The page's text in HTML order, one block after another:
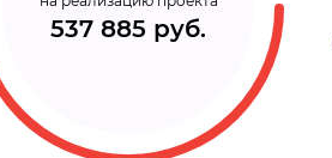
537 885 руб.